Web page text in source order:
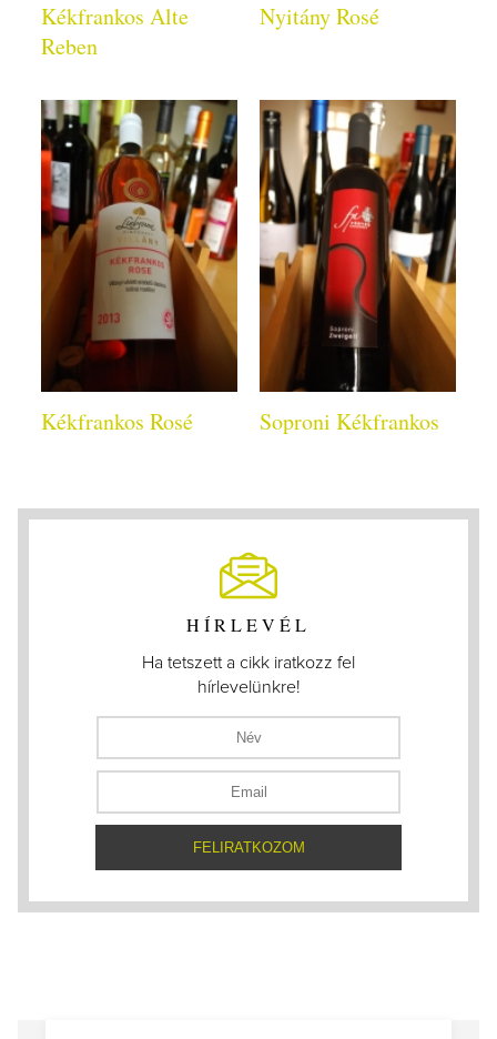
Kékfrankos Alte
Reben
Nyitány Rosé
Kékfrankos Rosé Soproni Kékfrankos
HÍRLEVÉL
Ha tetszett a cikk iratkozz fel
hírlevelünkre!